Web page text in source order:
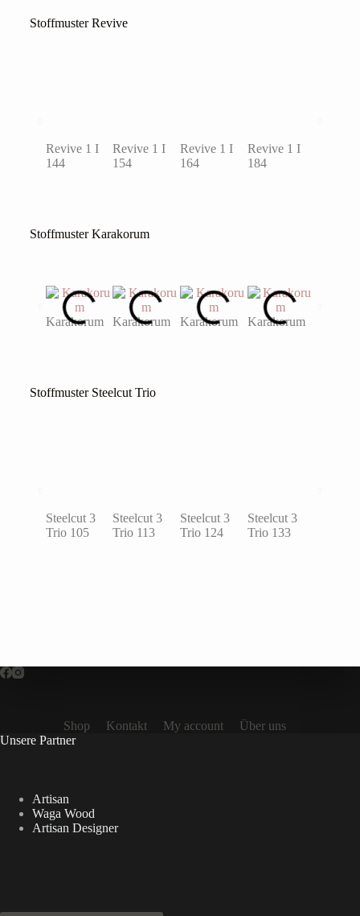
Stoffmuster Revive
Revive 1 I
144
Revive 1 I
154
Revive 1 I
164
Revive 1 I
184
Stoffmuster Karakorum
Karakorum Karakorum Karakorum Karakorum
Stoffmuster Steelcut Trio
Steelcut 3
Trio 105
Steelcut 3
Trio 113
Steelcut 3
Trio 124
Steelcut 3
Trio 133
Shop Kontakt My account
Über uns
Unsere Partner
Artisan
Waga Wood
Artisan Designer